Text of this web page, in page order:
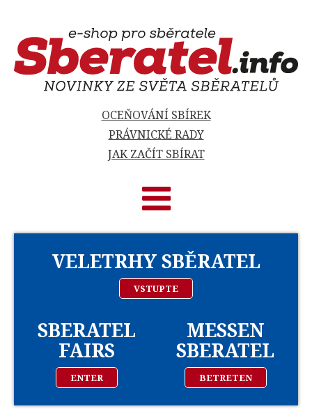
OCEŇOVÁNÍ SBÍREK
PRÁVNICKÉ RADY
JAK ZAČÍT SBÍRAT
VELETRHY SBĚRATEL
VSTUPTE
SBERATEL
FAIRS
ENTER
MESSEN
SBERATEL
BETRETEN